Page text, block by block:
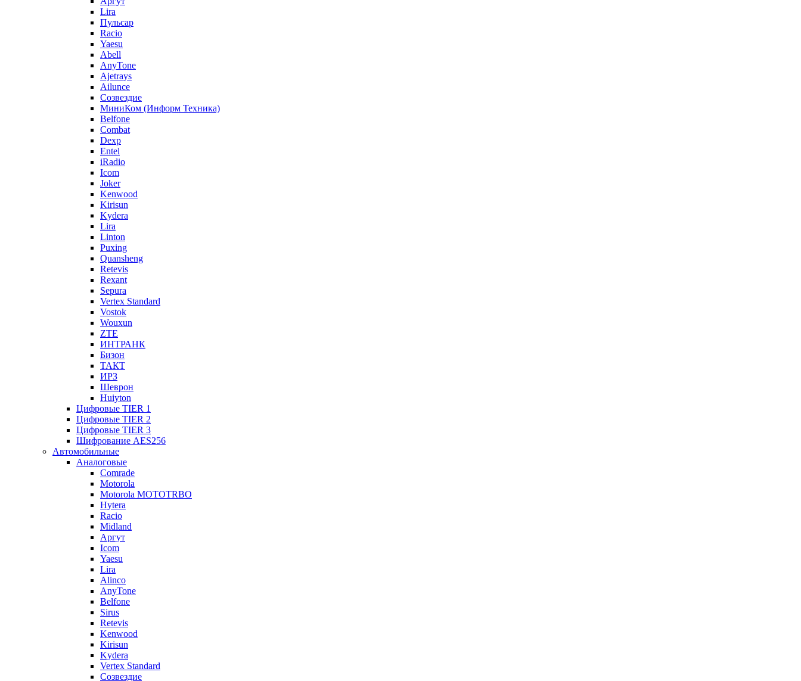
Lira
Пульсар
Racio
Yaesu
Abell
AnyTone
Ajetrays
Ailunce
Созвездие
МиниКом (Информ Техника)
Belfone
Combat
Dexp
Entel
iRadio
Icom
Joker
Kenwood
Kirisun
Kydera
Lira
Linton
Puxing
Quansheng
Retevis
Rexant
Sepura
Vertex Standard
Vostok
Wouxun
ZTE
ИНТРАНК
Бизон
ТАКТ
ИРЗ
Шеврон
Huiyton
Цифровые TIER 1
Цифровые TIER 2
Цифровые TIER 3
Шифрование AES256
Автомобильные
Аналоговые
Comrade
Motorola
Motorola MOTOTRBO
Hytera
Racio
Midland
Аргут
Icom
Yaesu
Lira
Alinco
AnyTone
Belfone
Sirus
Retevis
Kenwood
Kirisun
Kydera
Vertex Standard
Созвездие